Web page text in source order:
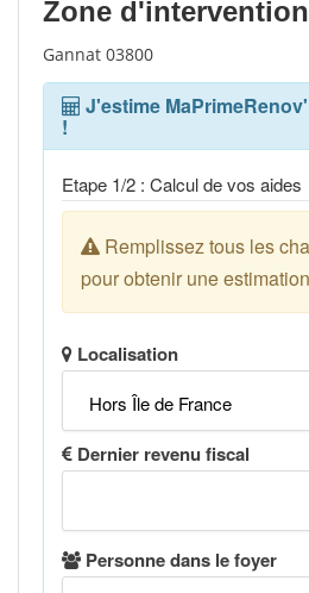
Zone d'intervention
Gannat 03800